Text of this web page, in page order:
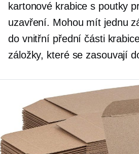
kartonové krabice s poutky
uzavření. Mohou mít jednu
do vnitřní přední části
záložky, které se zasouvají